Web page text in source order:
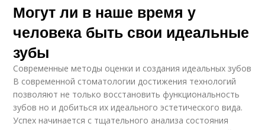
Могут ли в наше время у
человека быть свои идеальные
зубы
Современные методы оценки и создания идеальных зубов
В современной стоматологии достижения технологий
позволяют не только восстановить функциональность
зубов но и добиться их идеального эстетического вида.
Успех начинается с тщательного анализа состояния